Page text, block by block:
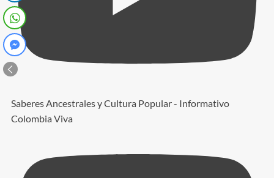
Saberes Ancestrales y Cultura Popular - Informativo
Colombia Viva